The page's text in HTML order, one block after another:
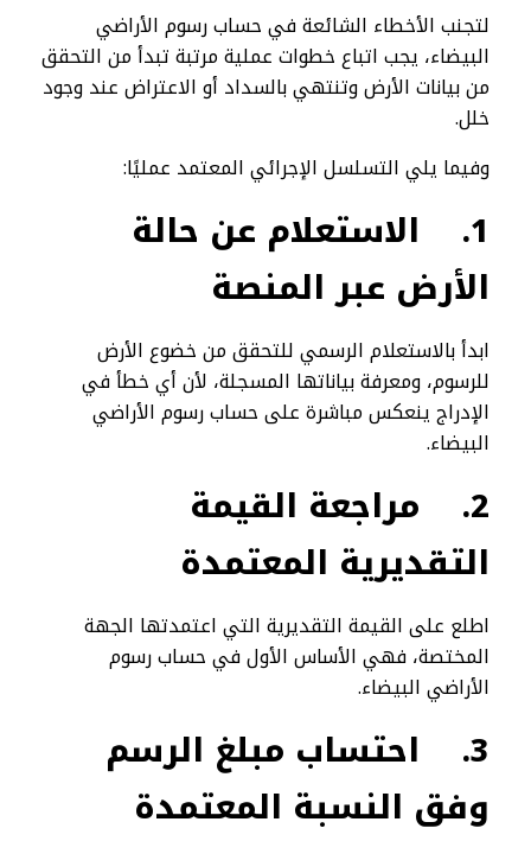
لتجنب الأخطاء الشائعة في حساب رسوم الأراضي
البيضاء، يجب اتباع خطوات عملية مرتبة تبدأ من التحقق
من بيانات الأرض وتنتهي بالسداد أو الاعتراض عند وجود
خلل.
وفيما يلي التسلسل الإجرائي المعتمد عمليًا:
1.
الاستعلام عن حالة
الأرض عبر المنصة
ابدأ بالاستعلام الرسمي للتحقق من خضوع الأرض
للرسوم، ومعرفة بياناتها المسجلة، لأن أي خطأ في
الإدراج ينعكس مباشرة على حساب رسوم الأراضي
البيضاء.
2.
مراجعة القيمة
التقديرية المعتمدة
اطلع على القيمة التقديرية التي اعتمدتها الجهة
المختصة، فهي الأساس الأول في حساب رسوم
الأراضي البيضاء.
3.
احتساب مبلغ الرسم
وفق النسبة المعتمدة